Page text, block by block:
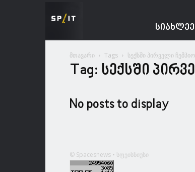
მთავარი Tags სექსში პირველი
Tag: სექსში
No posts to display
© Spacesnews • სფეისნიუსი